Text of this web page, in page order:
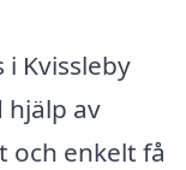
Kvissleby
hjälp av
och enkelt få